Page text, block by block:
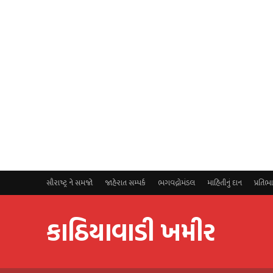
સૌરાષ્ટ્ર ને સમજો જાહેરાત સમ્પર્ક ભગવદ્ગોમંડલ માહિતીનું દાન
કાઠિયાવાડી ખમીર